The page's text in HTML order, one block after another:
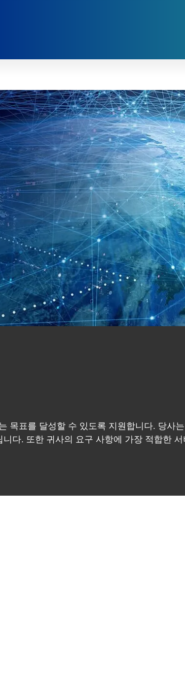
목표를 달성할 수 있도록 지원합니다. 당사
다. 또한 귀사의 요구 사항에 가장 적합한